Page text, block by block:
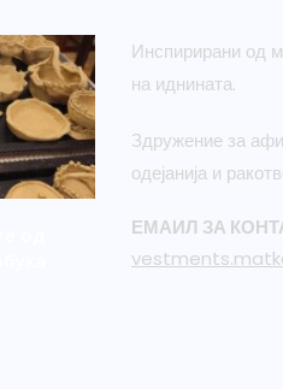
Инспирирани од
на иднината.
Здружение за
одејанија и
ЕМАИЛ ЗА